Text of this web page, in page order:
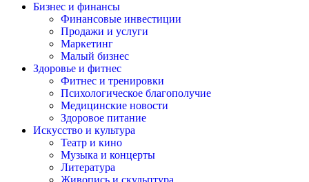
Бизнес и финансы
Финансовые инвестиции
Продажи и услуги
Маркетинг
Малый бизнес
Здоровье и фитнес
Фитнес и тренировки
Психологическое благополучие
Медицинские новости
Здоровое питание
Искусство и культура
Театр и кино
Музыка и концерты
Литература